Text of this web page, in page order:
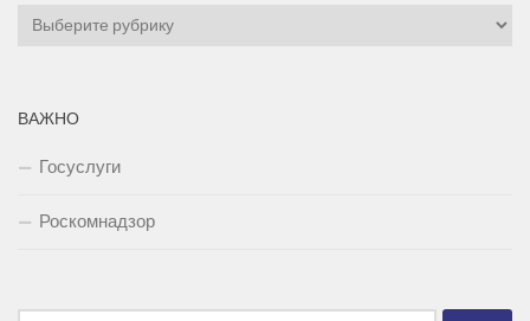
Рубрики
ВАЖНО
Госуслуги
Роскомнадзор